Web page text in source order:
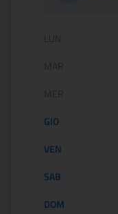
Orario di
LUN
MAR
MER
GIO
VEN
SAB
DOM